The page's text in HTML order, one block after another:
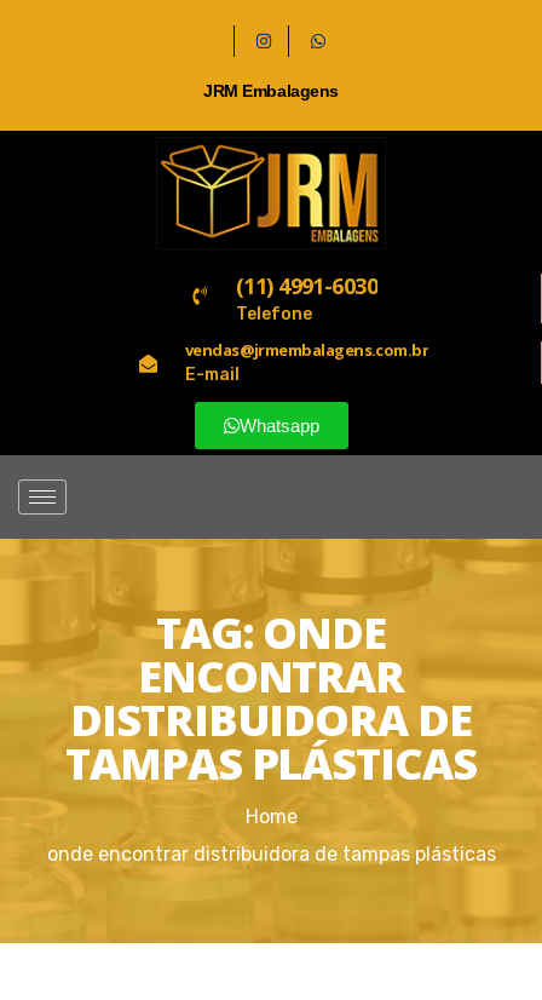
JRM Embalagens
(11) 4991-6030
Telefone
vendas@jrmembalagens.com.br
E-mail
Whatsapp
TAG:ONDE
ENCONTRAR
DISTRIBUIDORA DE
TAMPAS PLÁSTICAS
Home
onde encontrar distribuidora de tampas plásticas